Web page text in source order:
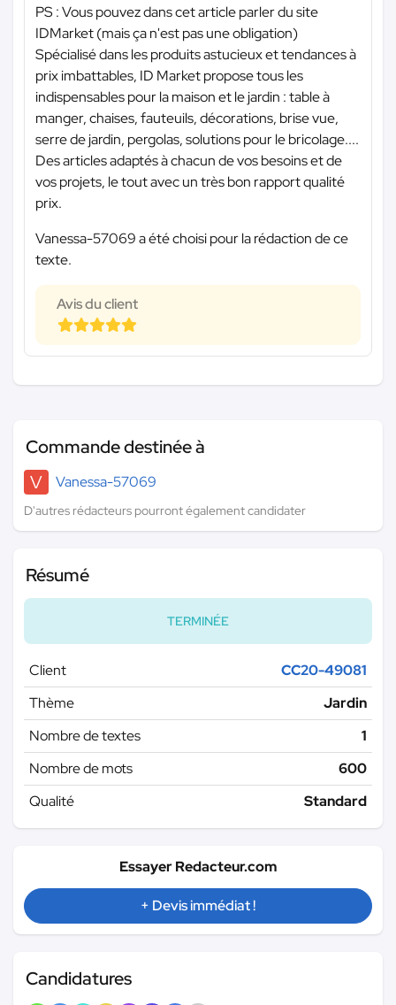
PS : Vous pouvez dans cet article parler du site
IDMarket (mais ça n'est pas une obligation)
Spécialisé dans les produits astucieux et tendances à
prix imbattables, ID Market propose tous les
indispensables pour la maison et le jardin : table à
manger, chaises, fauteuils, décorations, brise vue,
serre de jardin, pergolas, solutions pour le bricolage....
Des articles adaptés à chacun de vos besoins et de
vos projets, le tout avec un très bon rapport qualité
prix.
Vanessa-57069 a été choisi pour la rédaction de ce
texte.
Avis du client
Commande destinée à
V
Vanessa-57069
D'autres rédacteurs pourront également candidater
Résumé
TERMINÉE
Client
CC20-49081
Thème
Jardin
Nombre de textes
1
Nombre de mots
600
Qualité
Standard
Essayer Redacteur.com
+ Devis immédiat !
Candidatures